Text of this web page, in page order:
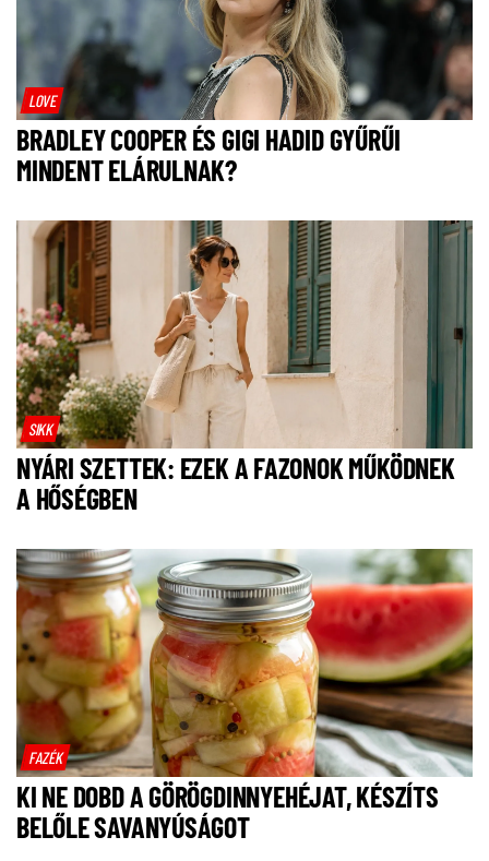
LOVE
BRADLEY COOPER ÉS GIGI HADID GYŰRŰI
MINDENT ELÁRULNAK?
SIKK
NYÁRI SZETTEK: EZEK A FAZONOK MŰKÖDNEK
A HŐSÉGBEN
FAZÉK
KI NE DOBD A GÖRÖGDINNYEHÉJAT, KÉSZÍTS
BELŐLE SAVANYÚSÁGOT